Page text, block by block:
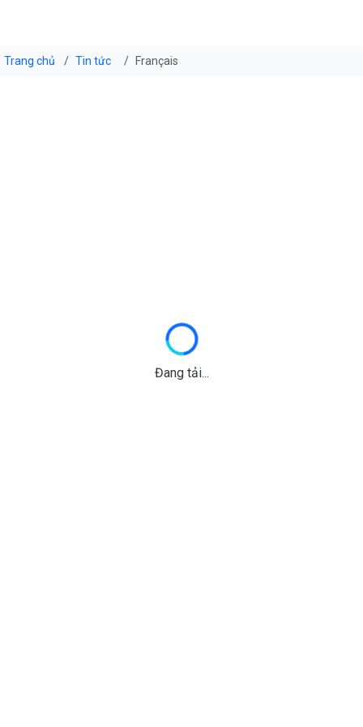
Trang chủ Tin tức Français
Đang tải...